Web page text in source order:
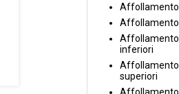
Affollamento
inferiori
Affollamento
superiori
Affollamento